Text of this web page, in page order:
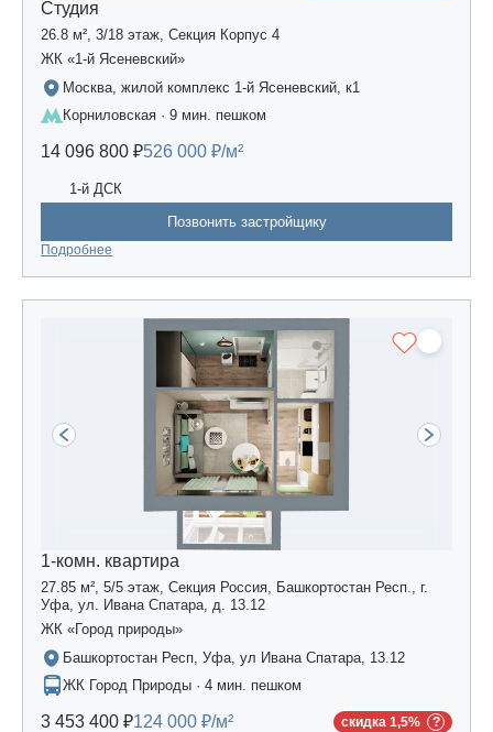
Студия
26.8 м², 3/18 этаж, Секция Корпус 4
ЖК «1-й Ясеневский»
Москва, жилой комплекс 1-й Ясеневский, к1
Корниловская · 9 мин. пешком
14 096 800 ₽526 000 ₽/м²
1-й ДСК
Позвонить застройщику
Подробнее
1-комн. квартира
27.85 м², 5/5 этаж, Секция Россия, Башкортостан Респ., г.
Уфа, ул. Ивана Спатара, д. 13.12
ЖК «Город природы»
Башкортостан Респ, Уфа, ул Ивана Спатара, 13.12
ЖК Город Природы · 4 мин. пешком
3 453 400 ₽124 000 ₽/м² скидка 1,5%